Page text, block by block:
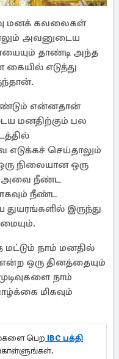
மனக் கவலைகள்
அவனுடைய
தாண்டி அந்த
எடுத்து
என்னதான்
மனதிற்கும் பல
எடுக்கச் செய்தாலும்
நிலையான ஒரு
அவை நீண்ட
நீண்ட
துயரங்களில் இருந்து
நாம் மனதில்
ஒரு தினத்தையும்
நாம்
மிகவும்
பெற IBC பக்தி